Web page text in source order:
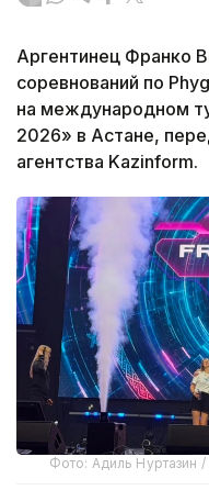
Аргентинец Франко
соревнований по
на международном
2026» в Астане,
агентства Kazinform.
Фото: Адиль Нуртазин